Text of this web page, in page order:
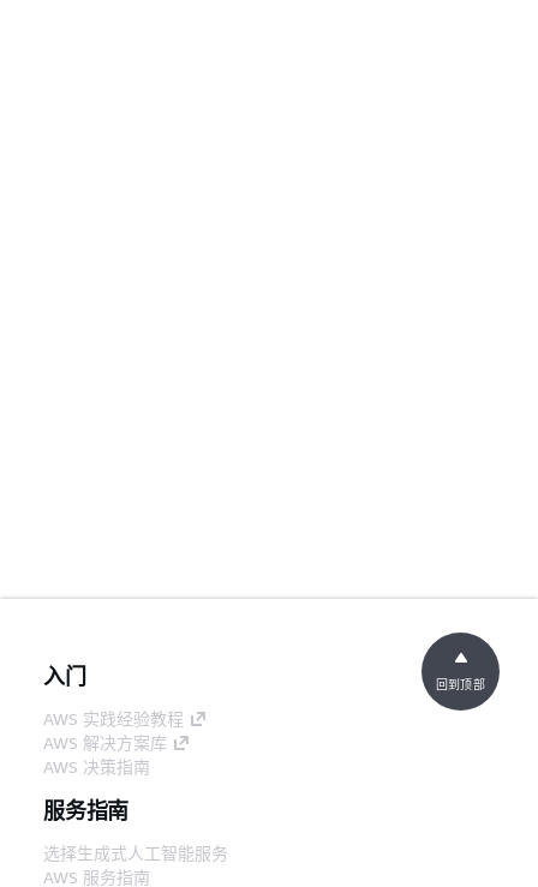
入门
AWS 实践经验教程
AWS 解决方案库
AWS 决策指南
服务指南
选择生成式人工智能服务
AWS 服务指南
回到顶部